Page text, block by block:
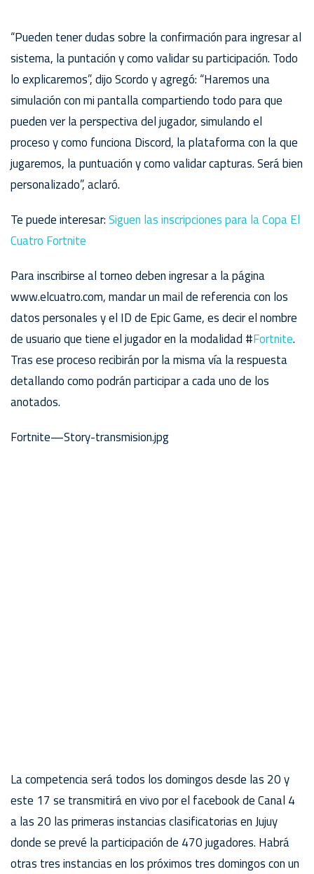
“Pueden tener dudas sobre la confirmación para ingresar al
sistema, la puntación y como validar su participación. Todo
lo explicaremos”, dijo Scordo y agregó: “Haremos una
simulación con mi pantalla compartiendo todo para que
pueden ver la perspectiva del jugador, simulando el
proceso y como funciona Discord, la plataforma con la que
jugaremos, la puntuación y como validar capturas. Será bien
personalizado”, aclaró.
Te puede interesar:Siguen las inscripciones para la Copa El
Cuatro Fortnite
Para inscribirse al torneo deben ingresar a la página
www.elcuatro.com, mandar un mail de referencia con los
datos personales y el ID de Epic Game, es decir el nombre
de usuario que tiene el jugador en la modalidad #Fortnite.
Tras ese proceso recibirán por la misma vía la respuesta
detallando como podrán participar a cada uno de los
anotados.
Fortnite—Story-transmision.jpg
La competencia será todos los domingos desde las 20 y
este 17 se transmitirá en vivo por el facebook de Canal 4
a las 20 las primeras instancias clasificatorias en Jujuy
donde se prevé la participación de 470 jugadores. Habrá
otras tres instancias en los próximos tres domingos con un